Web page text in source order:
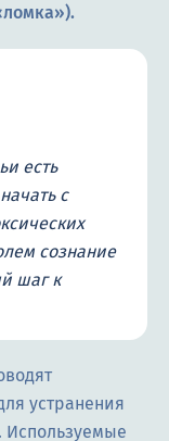
есть
с
сознание
шаг к
устранения
Используемые